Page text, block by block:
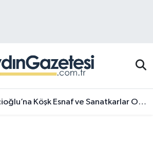
Köşk Esnaf ve Sanatkarlar Odası’ndan ziyaret
Yoğunluk Haritası
Durumu ve Fikstür